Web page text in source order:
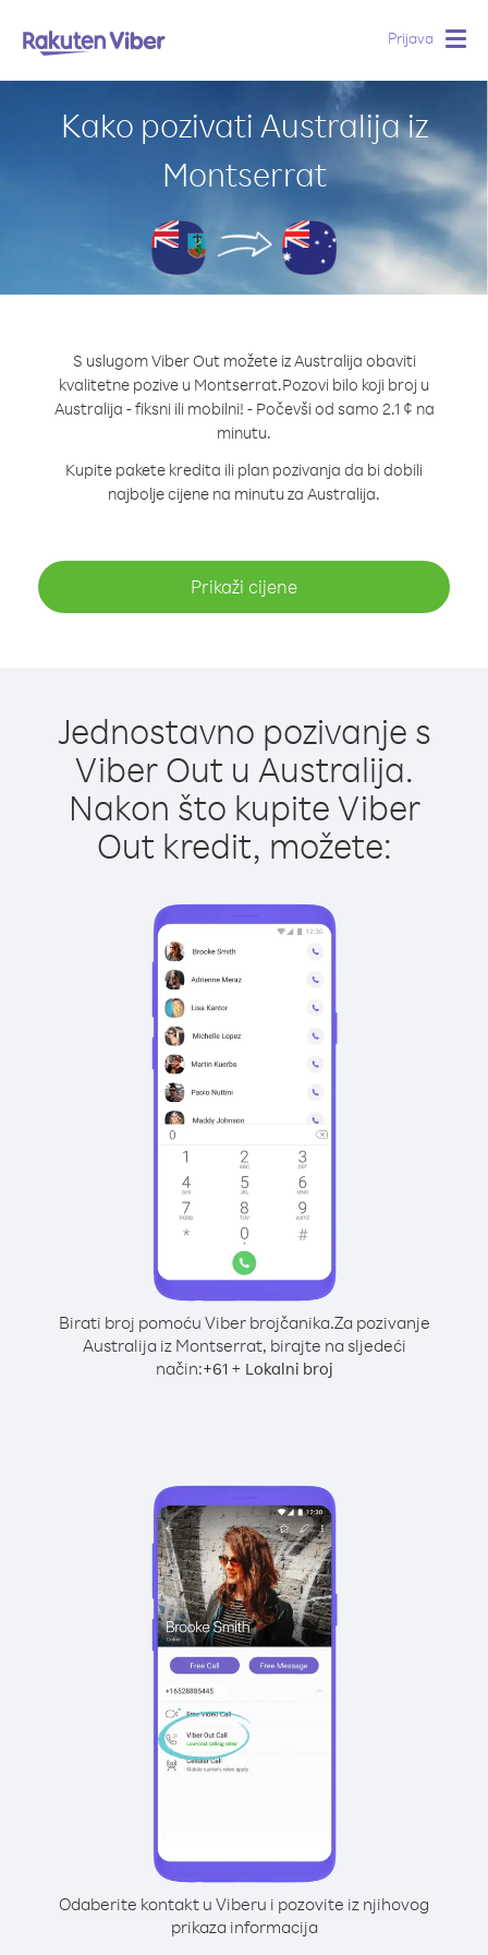
Prijava
Kako pozivati Australija iz
Montserrat
S uslugom Viber Out možete iz Australija obaviti
kvalitetne pozive u Montserrat.Pozovi bilo koji broj u
Australija - fiksni ili mobilni! - Počevši od samo 2.1 ¢ na
minutu.
Kupite pakete kredita ili plan pozivanja da bi dobili
najbolje cijene na minutu za Australija.
Prikaži cijene
Jednostavno pozivanje s
Viber Out u Australija.
Nakon što kupite Viber
Out kredit, možete:
Birati broj pomoću Viber brojčanika.Za pozivanje
Australija iz Montserrat, birajte na sljedeći
način:+61+ Lokalni broj
Odaberite kontakt u Viberu i pozovite iz njihovog
prikaza informacija